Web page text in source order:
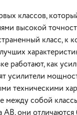
классов,
высокой
класс,
работают, как
усилители
техническими
между собой
АВ, они